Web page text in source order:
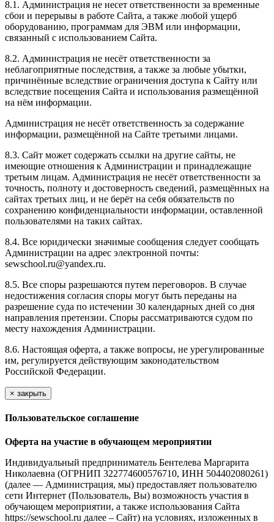
8.1. Администрация не несет ответственности за временные
сбои и перерывы в работе Сайта, а также любой ущерб
оборудованию, программам для ЭВМ или информации,
связанный с использованием Сайта.
8.2. Администрация не несёт ответственности за
неблагоприятные последствия, а также за любые убытки,
причинённые вследствие ограничения доступа к Сайту или
вследствие посещения Сайта и использования размещённой
на нём информации.
Администрация не несёт ответственность за содержание
информации, размещённой на Сайте третьими лицами.
8.3. Сайт может содержать ссылки на другие сайты, не
имеющие отношения к Администрации и принадлежащие
третьим лицам. Администрация не несёт ответственности за
точность, полноту и достоверность сведений, размещённых на
сайтах третьих лиц, и не берёт на себя обязательств по
сохранению конфиденциальности информации, оставленной
пользователями на таких сайтах.
8.4. Все юридически значимые сообщения следует сообщать
Администрации на адрес электронной почты:
sewschool.ru@yandex.ru.
8.5. Все споры разрешаются путем переговоров. В случае
недостижения согласия споры могут быть переданы на
разрешение суда по истечении 30 календарных дней со дня
направления претензии. Споры рассматриваются судом по
месту нахождения Администрации.
8.6. Настоящая оферта, а также вопросы, не урегулированные
им, регулируется действующим законодательством
Российской Федерации.
× закрыть
Пользовательское соглашение
Оферта на участие в обучающем мероприятии
Индивидуальный предприниматель Бентелева Маргарита
Николаевна (ОГРНИП 322774600576710, ИНН 504402080261)
(далее — Администрация, мы) предоставляет пользователю
сети Интернет (Пользователь, Вы) возможность участия в
обучающем мероприятии, а также использования Сайта
https://sewschool.ru далее – Сайт) на условиях, изложенных в